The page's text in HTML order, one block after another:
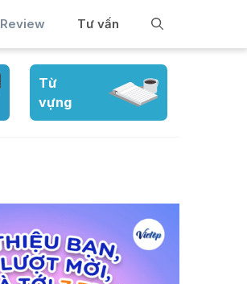
Review Tư vấn
Từ
vựng